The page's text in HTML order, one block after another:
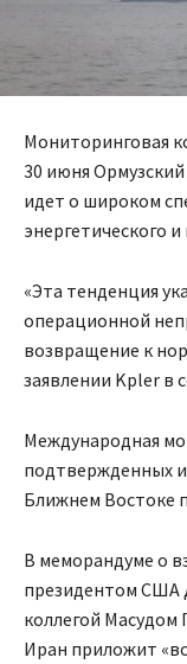
Мониторинговая
30 июня
идет о широком
энергетического
«Эта тенденция
операционной
возвращение к
заявлении Kpler в
Международная
подтвержденных
Ближнем Востоке
В меморандуме о
президентом США
коллегой Масудом
Иран приложит